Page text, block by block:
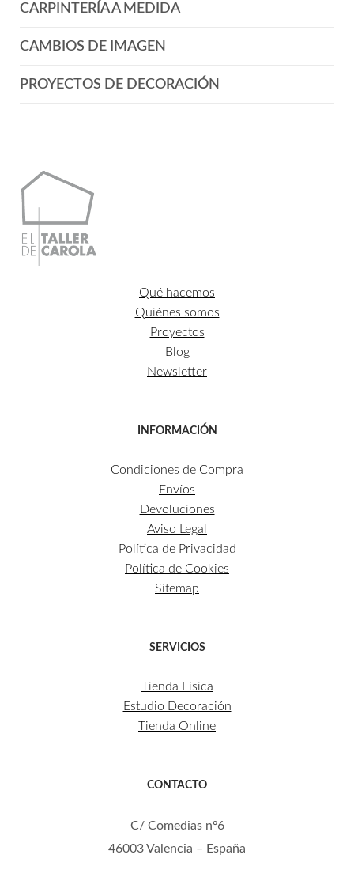
CARPINTERÍA A MEDIDA
CAMBIOS DE IMAGEN
PROYECTOS DE DECORACIÓN
Qué hacemos
Quiénes somos
Proyectos
Blog
Newsletter
INFORMACIÓN
Condiciones de Compra
Envíos
Devoluciones
Aviso Legal
Política de Privacidad
Política de Cookies
Sitemap
SERVICIOS
Tienda Física
Estudio Decoración
Tienda Online
CONTACTO
C/ Comedias nº6
46003 Valencia – España